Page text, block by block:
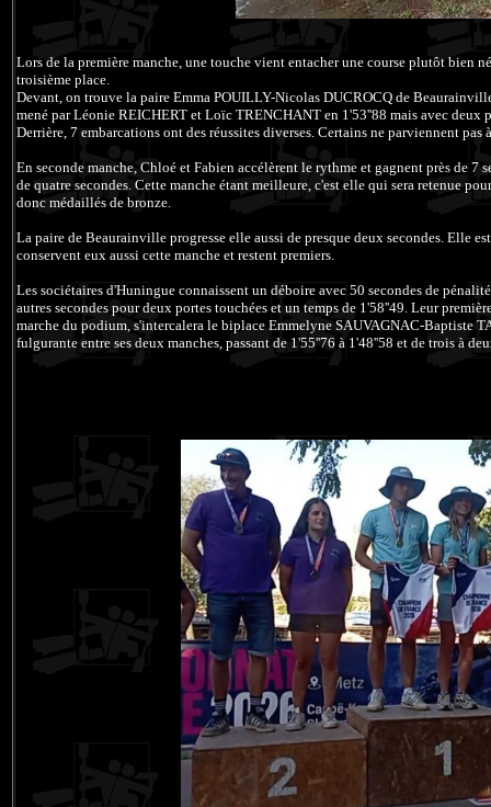
Lors de la première manche, une touche vient entacher une course plutôt bien
troisième place.
Devant, on trouve la paire Emma POUILLY-Nicolas DUCROCQ de
mené par Léonie REICHERT et Loïc TRENCHANT en 1'53''88 mais avec deux
Derrière, 7 embarcations ont des réussites diverses. Certains ne parviennent
En seconde manche, Chloé et Fabien accélèrent le rythme et gagnent près de 7
de quatre secondes. Cette manche étant meilleure, c'est elle qui sera retenue
donc médaillés de bronze.
La paire de Beaurainville progresse elle aussi de presque deux secondes. Elle
conservent eux aussi cette manche et restent premiers.
Les sociétaires d'Huningue connaissent un déboire avec 50 secondes de
autres secondes pour deux portes touchées et un temps de 1'58''49. Leur
marche du podium, s'intercalera le biplace Emmelyne SAUVAGNAC-Baptiste
fulgurante entre ses deux manches, passant de 1'55''76 à 1'48''58 et de trois à